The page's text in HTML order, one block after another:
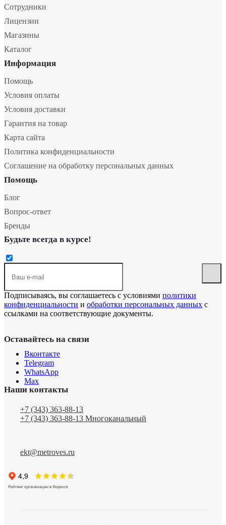
Сотрудники
Лицензии
Магазины
Каталог
Информация
Помощь
Условия оплаты
Условия доставки
Гарантия на товар
Карта сайта
Политика конфиденциальности
Соглашение на обработку персональных данных
Помощь
Блог
Вопрос-ответ
Бренды
Будьте всегда в курсе!
Подписываясь, вы соглашаетесь с условиями политики
конфиденциальности и обработки персональных данных с
ссылками на соответствующие документы.
Оставайтесь на связи
Вконтакте
Telegram
WhatsApp
Max
Наши контакты
+7 (343) 363-88-13
+7 (343) 363-88-13 Многоканальный
ekt@metroves.ru